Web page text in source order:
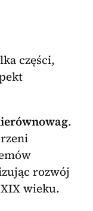
części,
.
rozwój
wieku.